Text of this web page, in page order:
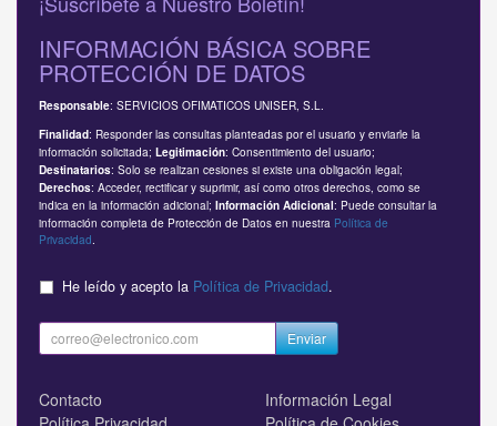
INFORMACIÓN BÁSICA SOBRE
PROTECCIÓN DE DATOS
Responsable: SERVICIOS OFIMATICOS UNISER, S.L.
Finalidad: Responder las consultas planteadas por el usuario y enviarle la
información solicitada; Legitimación: Consentimiento del usuario;
Destinatarios: Solo se realizan cesiones si existe una obligación legal;
Derechos: Acceder, rectificar y suprimir, así como otros derechos, como se
indica en la información adicional; Información Adicional: Puede consultar la
información completa de Protección de Datos en nuestra Política de
Privacidad
He leído y acepto la Política de Privacidad.
Enviar
Contacto
Información Legal